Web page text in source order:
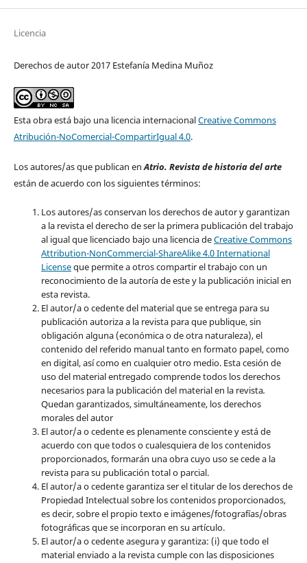
Licencia
Derechos de autor 2017 Estefanía Medina Muñoz
Esta obra está bajo una licencia internacionalCreative Commons
Atribución-NoComercial-CompartirIgual 4.0.
Los autores/as que publican enAtrio. Revista de historia del arte
están de acuerdo con los siguientes términos:
Los autores/as conservan los derechos de autor y garantizan
a la revista el derecho de ser la primera publicación del trabajo
al igual que licenciado bajo una licencia deCreative Commons
Attribution-NonCommercial-ShareAlike 4.0 International
Licenseque permite a otros compartir el trabajo con un
reconocimiento de la autoría de este y la publicación inicial en
esta revista.
El autor/a o cedente del material que se entrega para su
publicación autoriza a la revista para que publique, sin
obligación alguna (económica o de otra naturaleza), el
contenido del referido manual tanto en formato papel, como
en digital, así como en cualquier otro medio. Esta cesión de
uso del material entregado comprende todos los derechos
necesarios para la publicación del material en la revista.
Quedan garantizados, simultáneamente, los derechos
morales del autor
El autor/a o cedente es plenamente consciente y está de
acuerdo con que todos o cualesquiera de los contenidos
proporcionados, formarán una obra cuyo uso se cede a la
revista para su publicación total o parcial.
El autor/a o cedente garantiza ser el titular de los derechos de
Propiedad Intelectual sobre los contenidos proporcionados,
es decir, sobre el propio texto e imágenes/fotografías/obras
fotográficas que se incorporan en su artículo.
El autor/a o cedente asegura y garantiza: (i) que todo el
material enviado a la revista cumple con las disposiciones